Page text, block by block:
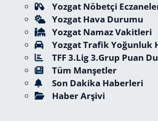
Yozgat Nöbetçi
Yozgat Hava Durumu
Yozgat Namaz Vakitleri
Yozgat Trafik Yoğunluk
TFF 3.Lig 3.Grup Puan
Tüm Manşetler
Son Dakika Haberleri
Haber Arşivi